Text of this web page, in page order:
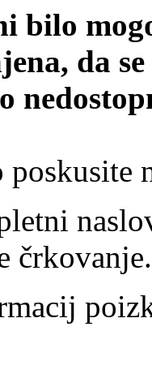
bilo
da
poskusite
črkovanje.